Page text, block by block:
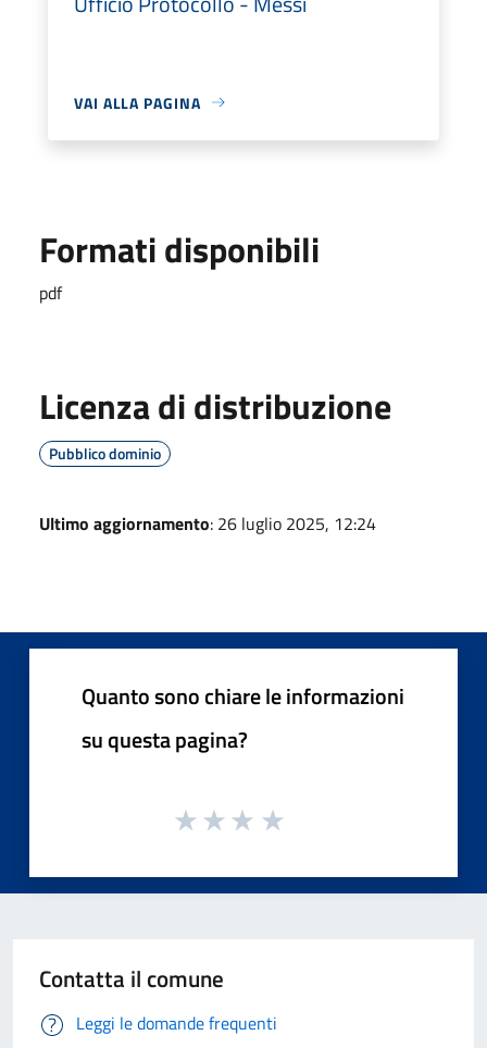
VAI ALLA PAGINA
Formati disponibili
pdf
Licenza di distribuzione
Pubblico dominio
Ultimo aggiornamento: 26 luglio 2025, 12:24
Quanto sono chiare le informazioni
su questa pagina?
Contatta il comune
Leggi le domande frequenti